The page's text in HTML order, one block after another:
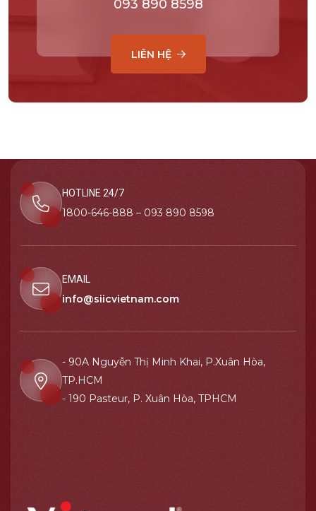
093 890 8598
LIÊN HỆ
HOTLINE 24/7
1800-646-888 – 093 890 8598
EMAIL
info@siicvietnam.com
- 90A Nguyễn Thị Minh Khai, P.Xuân Hòa,
TP.HCM
- 190 Pasteur, P. Xuân Hòa, TPHCM